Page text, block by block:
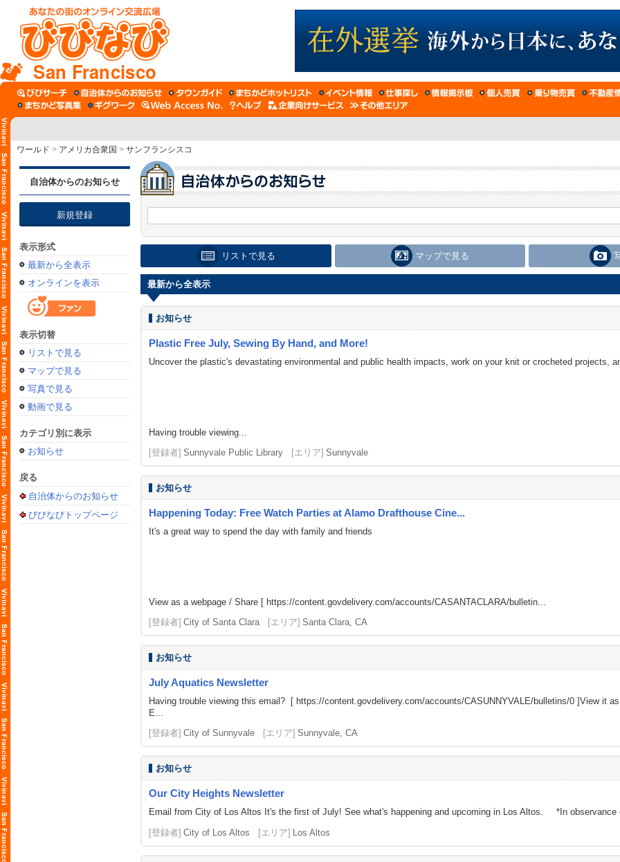
San Francisco
ワールド > アメリカ合衆国 > サンフランシスコ
自治体からのお知らせ
新規登録
表示形式
最新から全表示
オンラインを表示
表示切替
リストで見る
マップで見る
写真で見る
動画で見る
カテゴリ別に表示
お知らせ
戻る
自治体からのお知らせ
びびなびトップページ
リストで見る マップで見る
最新から全表示
お知らせ
Plastic Free July, Sewing By Hand, and More!
Uncover the plastic's devastating environmental and public health impacts, work on your knit or crocheted projects,
Having trouble viewing...
[登録者] Sunnyvale Public Library [エリア] Sunnyvale
お知らせ
Happening Today: Free Watch Parties at Alamo Drafthouse Cine...
It's a great way to spend the day with family and friends
View as a webpage / Share [ https://content.govdelivery.com/accounts/CASANTACLARA/bulletin...
[登録者] City of Santa Clara [エリア] Santa Clara, CA
お知らせ
July Aquatics Newsletter
Having trouble viewing this email? [ https://content.govdelivery.com/accounts/CASUNNYVALE/bulletins/0 ]View it
E...
[登録者] City of Sunnyvale [エリア] Sunnyvale, CA
お知らせ
Our City Heights Newsletter
Email from City of Los Altos It's the first of July! See what's happening and upcoming in Los Altos. *In
[登録者] City of Los Altos [エリア] Los Altos